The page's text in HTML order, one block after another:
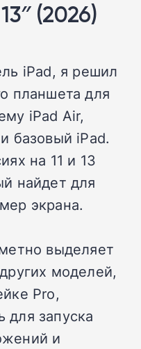
(2026)
iPad, я решил
планшета для
iPad Air,
базовый iPad.
на 11 и 13
найдет для
экрана.
выделяет
моделей,
Pro,
для запуска
и